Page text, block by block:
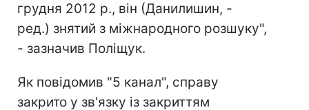
грудня 2012 р., він (Данилишин, -
ред.) знятий з міжнародного розшуку",
- зазначив Поліщук.
Як повідомив "5 канал", справу
закрито у зв'язку із закриттям